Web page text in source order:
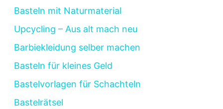
Basteln mit Naturmaterial
Upcycling – Aus alt mach neu
Barbiekleidung selber machen
Basteln für kleines Geld
Bastelvorlagen für Schachteln
Bastelrätsel